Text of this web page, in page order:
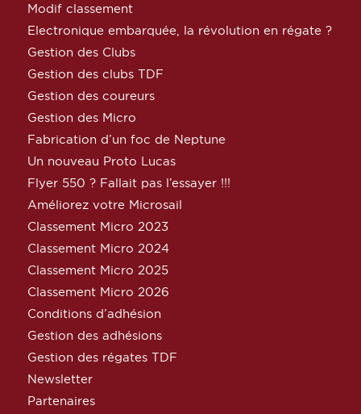
Modif classement
Electronique embarquée, la révolution en régate ?
Gestion des Clubs
Gestion des clubs TDF
Gestion des coureurs
Gestion des Micro
Fabrication d’un foc de Neptune
Un nouveau Proto Lucas
Flyer 550 ? Fallait pas l’essayer !!!
Améliorez votre Microsail
Classement Micro 2023
Classement Micro 2024
Classement Micro 2025
Classement Micro 2026
Conditions d’adhésion
Gestion des adhésions
Gestion des régates TDF
Newsletter
Partenaires